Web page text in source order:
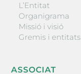
L’Entitat
Organigrama
Missió i visió
Gremis i entitats
ASSOCIAT